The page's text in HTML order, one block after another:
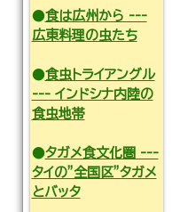
●食は広州から ---
広東料理の虫たち
●食虫トライアングル
--- インドシナ内陸の
食虫地帯
●タガメ食文化圏 ---
タイの”全国区”タガメ
とバッタ